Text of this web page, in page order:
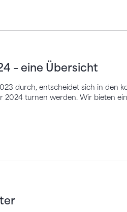
– eine Übersicht
durch, entscheidet sich in den
2024 turnen werden. Wir bieten
eine Übersicht